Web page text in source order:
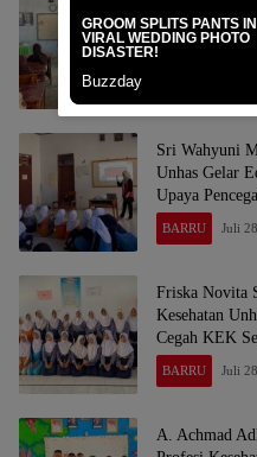
Laksanakan
Emosi
Sri Wahyuni
Unhas Gelar
Upaya
SMP Negeri
BARRU Juli
Friska Novita
Kesehatan
Cegah KEK
BARRU Juli
A. Achmad